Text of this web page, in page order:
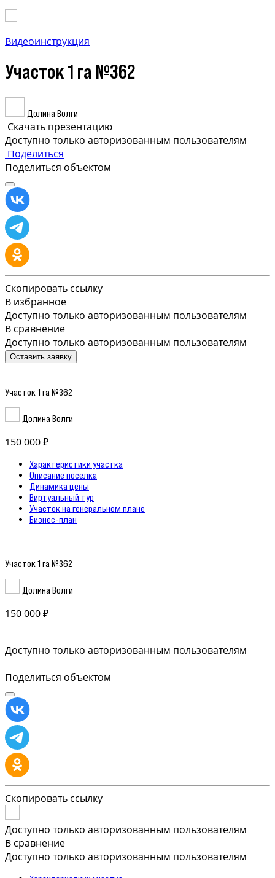
Видеоинструкция
Участок 1 га №362
Долина Волги
Скачать презентацию
Доступно только авторизованным пользователям
Поделиться
Поделиться объектом
Скопировать ссылку
В избранное
Доступно только авторизованным пользователям
В сравнение
Доступно только авторизованным пользователям
Оставить заявку
Участок 1 га №362
Долина Волги
150 000 ₽
Характеристики участка
Описание поселка
Динамика цены
Виртуальный тур
Участок на генеральном плане
Бизнес-план
Участок 1 га №362
Долина Волги
150 000 ₽
Доступно только авторизованным пользователям
Поделиться объектом
Скопировать ссылку
Доступно только авторизованным пользователям
В сравнение
Доступно только авторизованным пользователям